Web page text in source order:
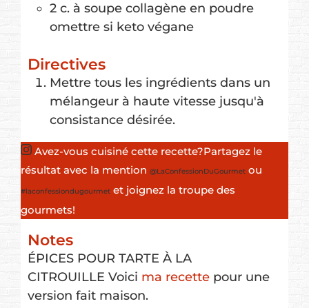
2 c. à soupe collagène en poudre
omettre si keto végane
Directives
Mettre tous les ingrédients dans un
mélangeur à haute vitesse jusqu'à
consistance désirée.
Avez-vous cuisiné cette recette?Partagez le
résultat avec la mention @LaConfessionDuGourmet ou
#laconfessiondugourmet et joignez la troupe des
gourmets!
Notes
ÉPICES POUR TARTE À LA
CITROUILLE Voici ma recette pour une
version fait maison.